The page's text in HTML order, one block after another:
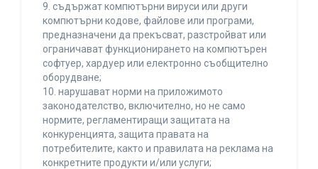
9. съдържат компютърни вируси или други
компютърни кодове, файлове или програми,
предназначени да прекъсват, разстройват или
ограничават функционирането на компютърен
софтуер, хардуер или електронно съобщително
оборудване;
10. нарушават норми на приложимото
законодателство, включително, но не само
нормите, регламентиращи защитата на
конкуренцията, защита правата на
потребителите, както и правилата на реклама на
конкретните продукти и/или услуги;